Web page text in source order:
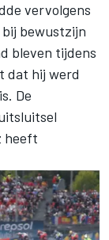
vervolgens
bewustzijn
bleven tijdens
dat hij werd
De
heeft